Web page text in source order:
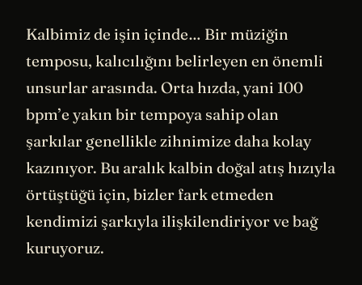
Kalbimiz de işin içinde… Bir müziğin
temposu, kalıcılığını belirleyen en önemli
unsurlar arasında. Orta hızda, yani 100
bpm’e yakın bir tempoya sahip olan
şarkılar genellikle zihnimize daha kolay
kazınıyor. Bu aralık kalbin doğal atış hızıyla
örtüştüğü için, bizler fark etmeden
kendimizi şarkıyla ilişkilendiriyor ve bağ
kuruyoruz.